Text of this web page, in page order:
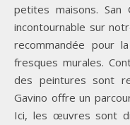
petites maisons. San
incontournable sur
recommandée pour
fresques murales.
des peintures sont
Gavino offre un
Ici, les œuvres sont